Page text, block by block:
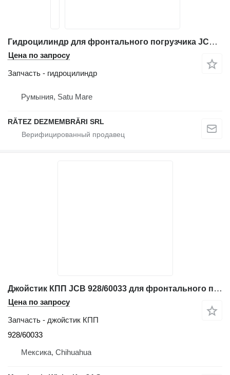
Гидроцилиндр для фронтального погрузчика JCB 411 ZX
Цена по запросу
Запчасть - гидроцилиндр
Румыния, Satu Mare
RĂTEZ DEZMEMBRĂRI SRL
Джойстик КПП JCB 928/60033 для фронтального погрузчика JCB 411, 412S, 414S, 417, 426B, 457 TIER4
Цена по запросу
Запчасть - джойстик КПП
928/60033
Мексика, Chihuahua